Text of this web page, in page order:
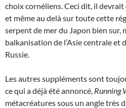
choix cornéliens. Ceci dit, il devrait
et même au delà sur toute cette
serpent de mer du Japon bien sur,
balkanisation de l’Asie centrale et
Russie.
Les autres suppléments sont
ce qui a déjà été annoncé, Running
métacréatures sous un angle très